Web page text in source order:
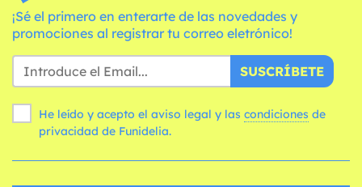
¡Sé el primero en enterarte de las novedades y
promociones al registrar tu correo eletrónico!
SUSCRÍBETE
He leído y acepto el aviso legal y las condiciones
privacidad de Funidelia.